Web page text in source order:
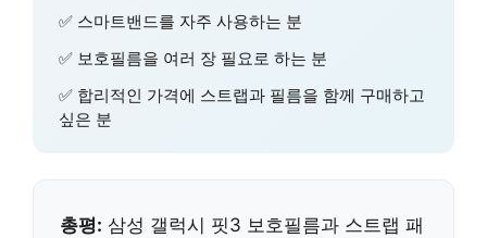
✅ 스마트밴드를 자주 사용하는 분
✅ 보호필름을 여러 장 필요로 하는 분
✅ 합리적인 가격에 스트랩과 필름을 함께 구매하고
싶은 분
총평: 삼성 갤럭시 핏3 보호필름과 스트랩 패